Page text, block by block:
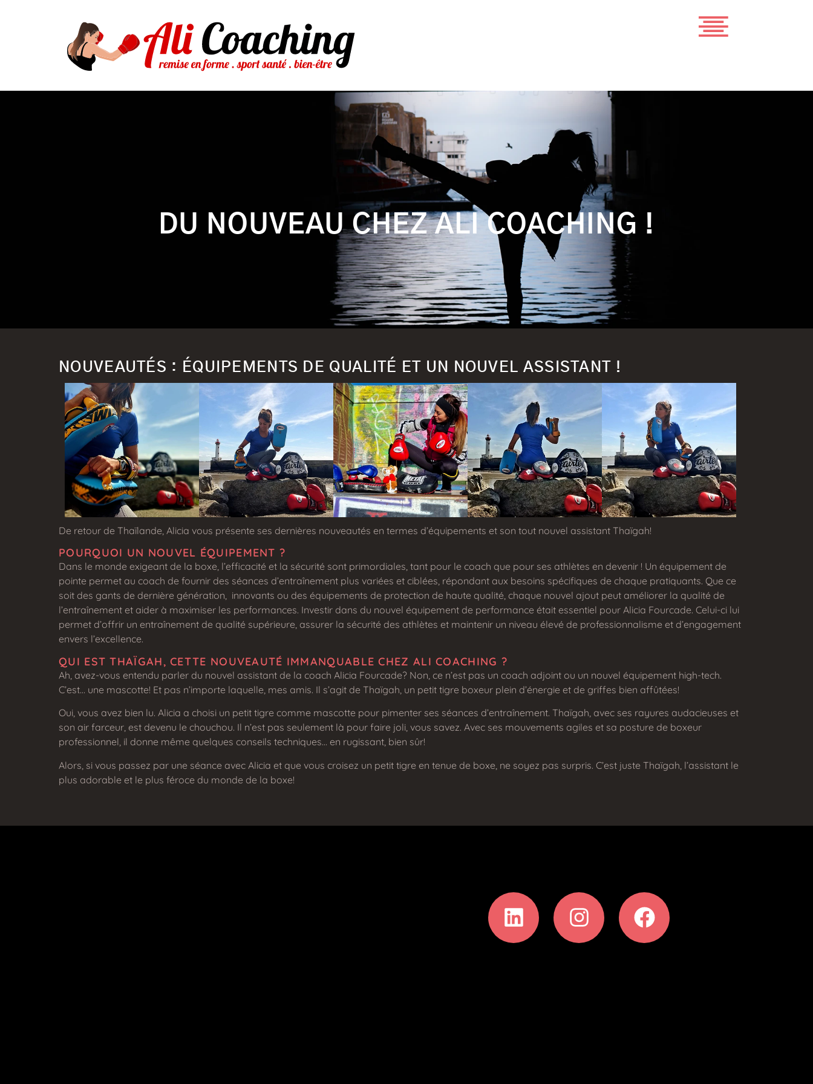
DU NOUVEAU CHEZ ALI COACHING !
NOUVEAUTÉS : ÉQUIPEMENTS DE QUALITÉ ET UN NOUVEL ASSISTANT !
De retour de Thaïlande, Alicia vous présente ses dernières nouveautés en termes d’équipements et son tout nouvel assistant Thaïgah!
POURQUOI UN NOUVEL ÉQUIPEMENT ?
Dans le monde exigeant de la boxe, l’efficacité et la sécurité sont primordiales, tant pour le coach que pour ses athlètes en devenir ! Un équipement de
pointe permet au coach de fournir des séances d’entraînement plus variées et ciblées, répondant aux besoins spécifiques de chaque pratiquants. Que ce
soit des gants de dernière génération, innovants ou des équipements de protection de haute qualité, chaque nouvel ajout peut améliorer la qualité de
l’entraînement et aider à maximiser les performances. Investir dans du nouvel équipement de performance était essentiel pour Alicia Fourcade. Celui-ci lui
permet d’offrir un entraînement de qualité supérieure, assurer la sécurité des athlètes et maintenir un niveau élevé de professionnalisme et d’engagement
envers l’excellence.
QUI EST THAÏGAH, CETTE NOUVEAUTÉ IMMANQUABLE CHEZ ALI COACHING ?
Ah, avez-vous entendu parler du nouvel assistant de la coach Alicia Fourcade? Non, ce n’est pas un coach adjoint ou un nouvel équipement high-tech.
C’est… une mascotte! Et pas n’importe laquelle, mes amis. Il s’agit de Thaïgah, un petit tigre boxeur plein d’énergie et de griffes bien affûtées!
Oui, vous avez bien lu. Alicia a choisi un petit tigre comme mascotte pour pimenter ses séances d’entraînement. Thaïgah, avec ses rayures audacieuses et
son air farceur, est devenu le chouchou. Il n’est pas seulement là pour faire joli, vous savez. Avec ses mouvements agiles et sa posture de boxeur
professionnel, il donne même quelques conseils techniques… en rugissant, bien sûr!
Alors, si vous passez par une séance avec Alicia et que vous croisez un petit tigre en tenue de boxe, ne soyez pas surpris. C’est juste Thaïgah, l’assistant le
plus adorable et le plus féroce du monde de la boxe!